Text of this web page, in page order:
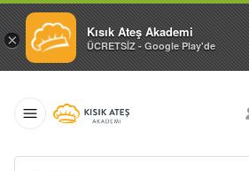
× Kısık Ateş Akademi
ÜCRETSİZ - Google Play'de